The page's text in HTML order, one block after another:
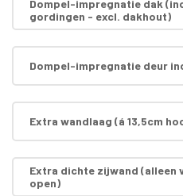
Dompel-impregnatie dak
gordingen - excl. dakhout)
Dompel-impregnatie deur
Extra wandlaag (á 13,5cm
Extra dichte zijwand (alleen
open)